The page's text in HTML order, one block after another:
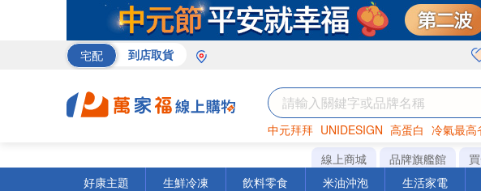
宅配 到店取貨
中元拜拜 UNIDESIGN 高蛋白 冷氣最高
罐頭 咖啡 海苔
線上商城 品牌旗艦館
好康主題
生鮮冷凍 飲料零食 米油沖泡 生活家電